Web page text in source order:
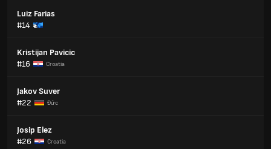
Luiz Farias
#14
Kristijan Pavicic
#16
Croatia
Jakov Suver
#22
Đức
Josip Elez
#26
Croatia